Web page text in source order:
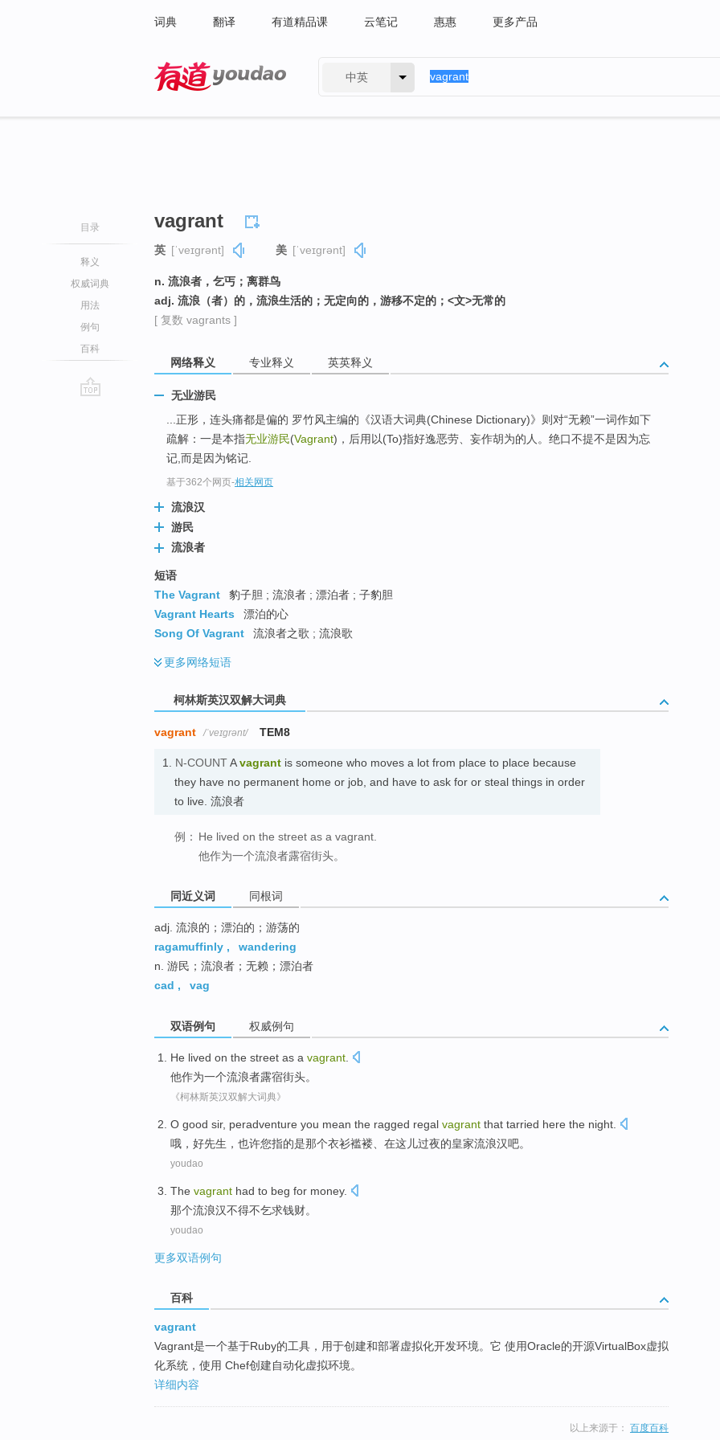
词典 翻译 有道精品课 云笔记 惠惠 更多产品
中英
目录
释义
权威词典
用法
例句
百科
vagrant
英 [ˈveɪɡrənt] 美 [ˈveɪɡrənt]
n. 流浪者，乞丐；离群鸟
adj. 流浪（者）的，流浪生活的；无定向的，游移不定的；<文>无常的
[ 复数 vagrants ]
网络释义 专业释义 英英释义
无业游民
...正形，连头痛都是偏的 罗竹风主编的《汉语大词典(Chinese Dictionary)》则对“无赖”一词作如下
疏解：一是本指无业游民(Vagrant)，后用以(To)指好逸恶劳、妄作胡为的人。绝口不提不是因为忘
记,而是因为铭记.
基于362个网页-相关网页
流浪汉
游民
流浪者
短语
The Vagrant
豹子胆 ; 流浪者 ; 漂泊者 ; 子豹胆
Vagrant Hearts
漂泊的心
Song Of Vagrant
流浪者之歌 ; 流浪歌
更多网络短语
柯林斯英汉双解大词典
vagrant /ˈveɪɡrənt/ TEM8
1. N-COUNTAvagrant is someone who moves a lot from place to place because
they have no permanent home or job, and have to ask for or steal things in order
to live. 流浪者
例： He lived on the street as a vagrant.
他作为一个流浪者露宿街头。
同近义词 同根词
adj. 流浪的；漂泊的；游荡的
ragamuffinly ,
wandering
n. 游民；流浪者；无赖；漂泊者
cad , vag
双语例句 权威例句
He lived on the street as a vagrant
他作为一个流浪者露宿街头。
《柯林斯英汉双解大词典》
O good sir, peradventure you mean the ragged regal vagrant that tarried here the night
哦， 好先生 ， 也许您指的是那个衣衫褴褛 在这儿过夜的皇家流浪汉吧。
youdao
The vagrant had to beg for money.
那个流浪汉不得不乞求钱财。
youdao
更多双语例句
百科
vagrant
Vagrant是一个基于Ruby的工具，用于创建和部署虚拟化开发环境。它 使用Oracle的开源VirtualBox虚拟
化系统，使用 Chef创建自动化虚拟环境。
详细内容
以上来源于： 百度百科